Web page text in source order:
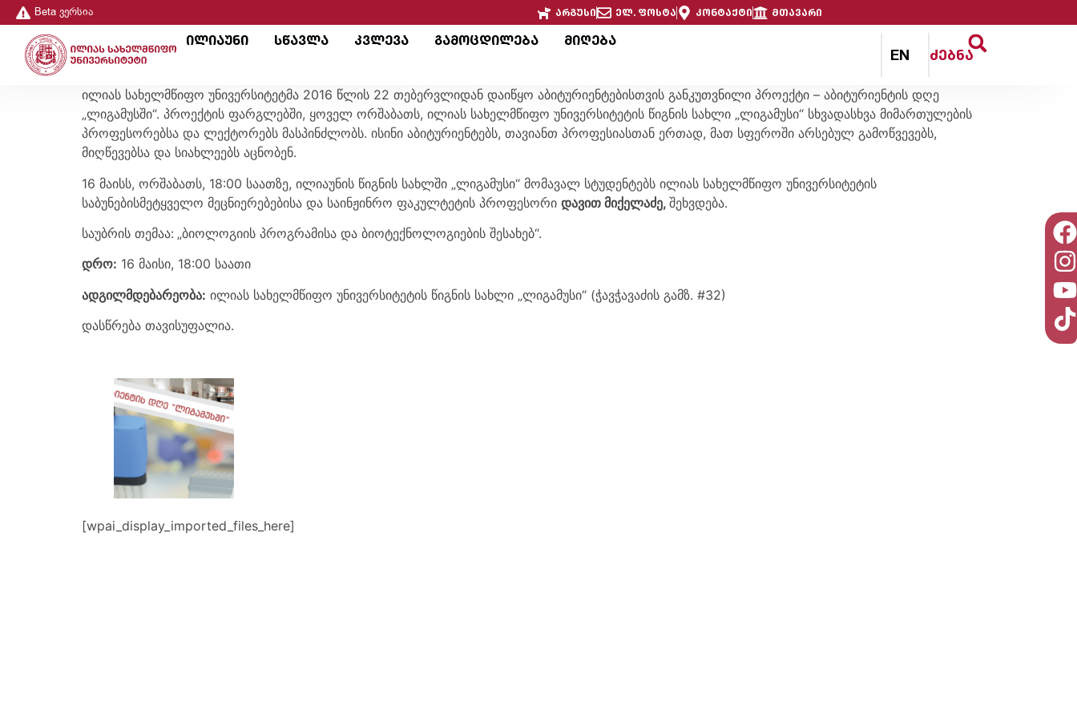
Beta ვერსია არგუსი ელ. ფოსტა კონტაქტი მთავარი
ილიაუნი სწავლა კვლევა გამოცდილება მიღება
EN ძებნა
ილიას სახელმწიფო უნივერსიტეტმა 2016 წლის 22 თებერვლიდან დაიწყო აბიტურიენტებისთვის განკუთვნილი პროექტი – აბიტურიენტის დღე
„ლიგამუსში“. პროექტის ფარგლებში, ყოველ ორშაბათს, ილიას სახელმწიფო უნივერსიტეტის წიგნის სახლი „ლიგამუსი“ სხვადასხვა მიმართულების
პროფესორებსა და ლექტორებს მასპინძლობს. ისინი აბიტურიენტებს, თავიანთ პროფესიასთან ერთად, მათ სფეროში არსებულ გამოწვევებს,
მიღწევებსა და სიახლეებს აცნობენ.
16 მაისს, ორშაბათს, 18:00 საათზე, ილიაუნის წიგნის სახლში „ლიგამუსი“ მომავალ სტუდენტებს ილიას სახელმწიფო უნივერსიტეტის
საბუნებისმეტყველო მეცნიერებებისა და საინჟინრო ფაკულტეტის პროფესორი დავით მიქელაძე, შეხვდება.
საუბრის თემაა: „ბიოლოგიის პროგრამისა და ბიოტექნოლოგიების შესახებ“.
დრო: 16 მაისი, 18:00 საათი
ადგილმდებარეობა: ილიას სახელმწიფო უნივერსიტეტის წიგნის სახლი „ლიგამუსი“ (ჭავჭავაძის გამზ. #32)
დასწრება თავისუფალია.
[wpai_display_imported_files_here]